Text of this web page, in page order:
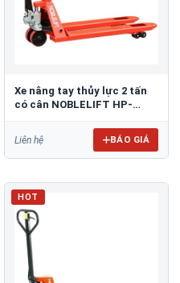
Xe nâng tay thủy lực 2 tấn
có cân NOBLELIFT HP-
Liên hệ BÁO GIÁ
HOT